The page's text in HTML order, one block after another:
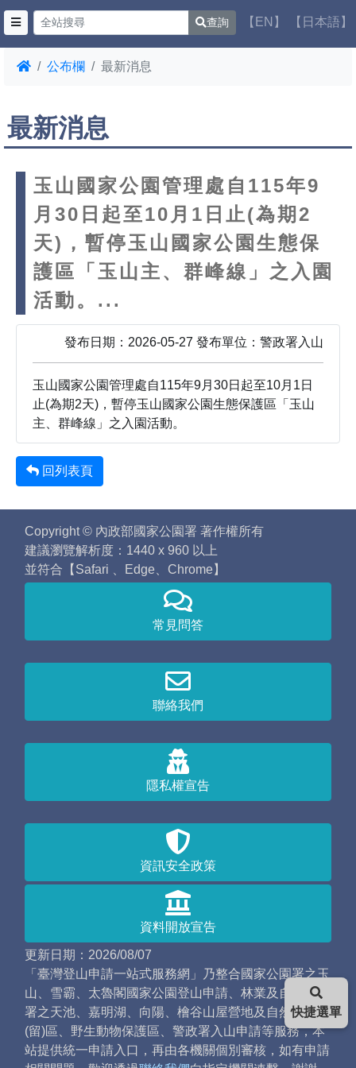
查詢 【EN】 【日本語】
公布欄 最新消息
最新消息
玉山國家公園管理處自115年9
月30日起至10月1日止(為期2
天)，暫停玉山國家公園生態保
護區「玉山主、群峰線」之入園
活動。...
發布日期：2026-05-27 發布單位：警政署入山
玉山國家公園管理處自115年9月30日起至10月1日
止(為期2天)，暫停玉山國家公園生態保護區「玉山
主、群峰線」之入園活動。
回列表頁
Copyright © 內政部國家公園署 著作權所有
建議瀏覽解析度：1440 x 960 以上
並符合【Safari 、Edge、Chrome】
常見問答
聯絡我們
隱私權宣告
資訊安全政策
資料開放宣告
更新日期：2026/08/07
「臺灣登山申請一站式服務網」乃整合國家公園署之玉
山、雪霸、太魯閣國家公園登山申請、林業及自然保育
署之天池、嘉明湖、向陽、檜谷山屋營地及自然保護
(留)區、野生動物保護區、警政署入山申請等服務，本
站提供統一申請入口，再由各機關個別審核，如有申請
快捷選單